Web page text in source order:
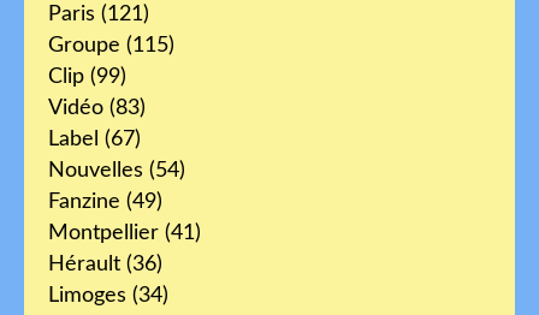
Paris (121)
Groupe (115)
Clip (99)
Vidéo (83)
Label (67)
Nouvelles (54)
Fanzine (49)
Montpellier (41)
Hérault (36)
Limoges (34)